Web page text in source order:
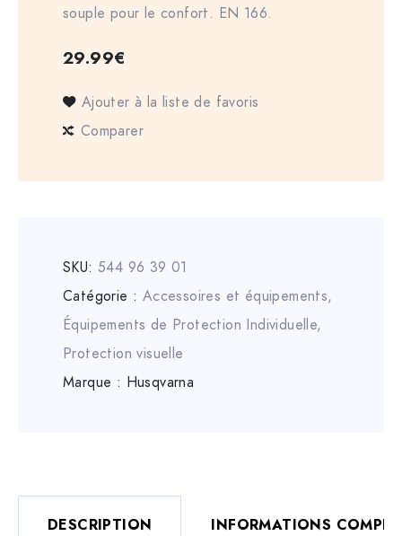
souple pour le confort. EN 166.
29.99€
Ajouter à la liste de favoris
Comparer
SKU: 544 96 39 01
Catégorie : Accessoires et équipements,
Équipements de Protection Individuelle,
Protection visuelle
Marque : Husqvarna
DESCRIPTION INFORMATIONS